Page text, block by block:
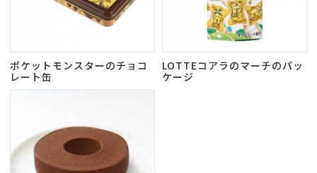
ポケットモンスターのチョコ
レート缶
LOTTEコアラのマーチのパッ
ケージ